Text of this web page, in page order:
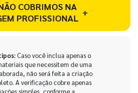
COBRIMOS NA
PROFISSIONAL +
Caso você inclua apenas o
que necessitem de uma
não será feita a criação
A verificação cobre apenas
simples, conforme a